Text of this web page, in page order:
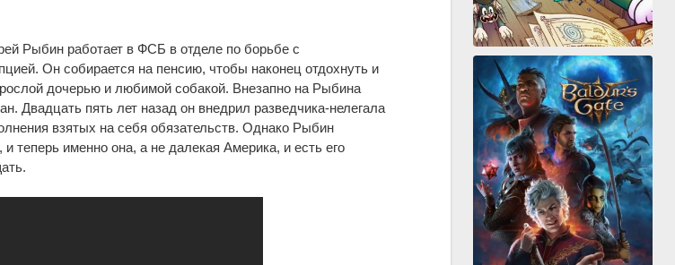
Рыбин работает в ФСБ в отделе по борьбе с
Он собирается на пенсию, чтобы наконец отдохнуть и
дочерью и любимой собакой. Внезапно на Рыбина
Двадцать пять лет назад он внедрил разведчика-нелегала
взятых на себя обязательств. Однако Рыбин
теперь именно она, а не далекая Америка, и есть его